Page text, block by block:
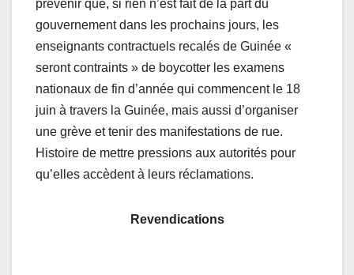
prévenir que, si rien n’est fait de la part du
gouvernement dans les prochains jours, les
enseignants contractuels recalés de Guinée «
seront contraints » de boycotter les examens
nationaux de fin d’année qui commencent le 18
juin à travers la Guinée, mais aussi d’organiser
une grève et tenir des manifestations de rue.
Histoire de mettre pressions aux autorités pour
qu’elles accèdent à leurs réclamations.
Revendications